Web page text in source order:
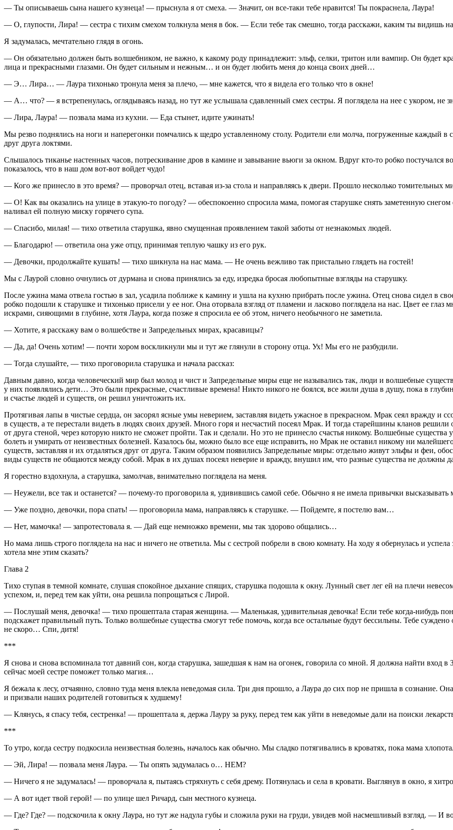
— Ты описываешь сына нашего кузнеца! — прыснула я от смеха. — Значит, он все-таки тебе нравится! Ты покраснела, Лаура!
— О, глупости, Лира! — сестра с тихим смехом толкнула меня в бок. — Если тебе так смешно, тогда расскажи, каким ты видишь
Я задумалась, мечтательно глядя в огонь.
— Он обязательно должен быть волшебником, не важно, к какому роду принадлежит: эльф, селки, тритон или вампир. Он будет
лица и прекрасными глазами. Он будет сильным и нежным… и он будет любить меня до конца своих дней…
— Э… Лира… — Лаура тихонько тронула меня за плечо, — мне кажется, что я видела его только что в окне!
— А… что? — я встрепенулась, оглядываясь назад, но тут же услышала сдавленный смех сестры. Я поглядела на нее с укором, не
— Лира, Лаура! — позвала мама из кухни. — Еда стынет, идите ужинать!
Мы резво поднялись на ноги и наперегонки помчались к щедро уставленному столу. Родители ели молча, погруженные каждый в
друг друга локтями.
Слышалось тиканье настенных часов, потрескивание дров в камине и завывание вьюги за окном. Вдруг кто-то робко постучался
показалось, что в наш дом вот-вот войдет чудо!
— Кого же принесло в это время? — проворчал отец, вставая из-за стола и направляясь к двери. Прошло несколько томительных
— О! Как вы оказались на улице в этакую-то погоду? — обеспокоенно спросила мама, помогая старушке снять заметенную
наливал ей полную миску горячего супа.
— Спасибо, милая! — тихо ответила старушка, явно смущенная проявлением такой заботы от незнакомых людей.
— Благодарю! — ответила она уже отцу, принимая теплую чашку из его рук.
— Девочки, продолжайте кушать! — тихо шикнула на нас мама. — Не очень вежливо так пристально глядеть на гостей!
Мы с Лаурой словно очнулись от дурмана и снова принялись за еду, изредка бросая любопытные взгляды на старушку.
После ужина мама отвела гостью в зал, усадила поближе к камину и ушла на кухню прибрать после ужина. Отец снова сидел в
робко подошли к старушке и тихонько присели у ее ног. Она оторвала взгляд от пламени и ласково поглядела на нас. Цвет ее
искрами, сияющими в глубине, хотя Лаура, когда позже я спросила ее об этом, ничего необычного не заметила.
— Хотите, я расскажу вам о волшебстве и Запредельных мирах, красавицы?
— Да, да! Очень хотим! — почти хором воскликнули мы и тут же глянули в сторону отца. Ух! Мы его не разбудили.
— Тогда слушайте, — тихо проговорила старушка и начала рассказ:
Давным давно, когда человеческий мир был молод и чист и Запредельные миры еще не назывались так, люди и волшебные
у них появлялись дети… Это были прекрасные, счастливые времена! Никто никого не боялся, все жили душа в душу, пока в
и счастье людей и существ, он решил уничтожить их.
Протягивая лапы в чистые сердца, он засорял ясные умы неверием, заставляя видеть ужасное в прекрасном. Мрак сеял вражду и
в существ, а те перестали видеть в людях своих друзей. Много горя и несчастий посеял Мрак. И тогда старейшины кланов
от друга стеной, через которую никто не сможет пройти. Так и сделали. Но это не принесло счастья никому. Волшебные существа
болеть и умирать от неизвестных болезней. Казалось бы, можно было все еще исправить, но Мрак не оставил никому ни
существ, заставляя и их отдаляться друг от друга. Таким образом появились Запредельные миры: отдельно живут эльфы и феи,
виды существ не общаются между собой. Мрак в их душах посеял неверие и вражду, внушил им, что разные существа не должны
Я горестно вздохнула, а старушка, замолчав, внимательно поглядела на меня.
— Неужели, все так и останется? — почему-то проговорила я, удивившись самой себе. Обычно я не имела привычки высказывать
— Уже поздно, девочки, пора спать! — проговорила мама, направляясь к старушке. — Пойдемте, я постелю вам…
— Нет, мамочка! — запротестовала я. — Дай еще немножко времени, мы так здорово общались…
Но мама лишь строго поглядела на нас и ничего не ответила. Мы с сестрой побрели в свою комнату. На ходу я обернулась и
хотела мне этим сказать?
Глава 2
Тихо ступая в темной комнате, слушая спокойное дыхание спящих, старушка подошла к окну. Лунный свет лег ей на плечи
успехом, и, перед тем как уйти, она решила попрощаться с Лирой.
— Послушай меня, девочка! — тихо прошептала старая женщина. — Маленькая, удивительная девочка! Если тебе когда-нибудь
подскажет правильный путь. Только волшебные существа смогут тебе помочь, когда все остальные будут бессильны. Тебе
не скоро… Спи, дитя!
***
Я снова и снова вспоминала тот давний сон, когда старушка, зашедшая к нам на огонек, говорила со мной. Я должна найти вход
сейчас моей сестре поможет только магия…
Я бежала к лесу, отчаянно, словно туда меня влекла неведомая сила. Три дня прошло, а Лаура до сих пор не пришла в сознание.
и призвали наших родителей готовиться к худшему!
— Клянусь, я спасу тебя, сестренка! — прошептала я, держа Лауру за руку, перед тем как уйти в неведомые дали на поиски
***
То утро, когда сестру подкосила неизвестная болезнь, началось как обычно. Мы сладко потягивались в кроватях, пока мама
— Эй, Лира! — позвала меня Лаура. — Ты опять задумалась о… НЕМ?
— Ничего я не задумалась! — проворчала я, пытаясь стряхнуть с себя дрему. Потянулась и села в кровати. Выглянув в окно, я
— А вот идет твой герой! — по улице шел Ричард, сын местного кузнеца.
— Где? Где? — подскочила к окну Лаура, но тут же надула губы и сложила руки на груди, увидев мой насмешливый взгляд. — И